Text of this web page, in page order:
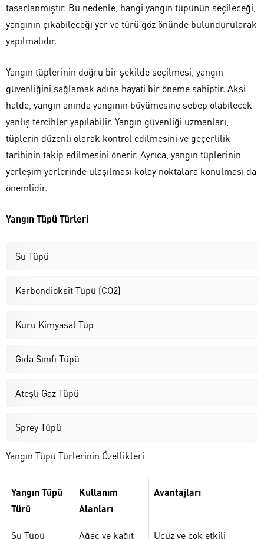
tasarlanmıştır. Bu nedenle, hangi yangın tüpünün seçileceği,
yangının çıkabileceği yer ve türü göz önünde bulundurularak
yapılmalıdır.
Yangın tüplerinin doğru bir şekilde seçilmesi, yangın
güvenliğini sağlamak adına hayati bir öneme sahiptir. Aksi
halde, yangın anında yangının büyümesine sebep olabilecek
yanlış tercihler yapılabilir. Yangın güvenliği uzmanları,
tüplerin düzenli olarak kontrol edilmesini ve geçerlilik
tarihinin takip edilmesini önerir. Ayrıca, yangın tüplerinin
yerleşim yerlerinde ulaşılması kolay noktalara konulması da
önemlidir.
Yangın Tüpü Türleri
Su Tüpü
Karbondioksit Tüpü (CO2)
Kuru Kimyasal Tüp
Gıda Sınıfı Tüpü
Ateşli Gaz Tüpü
Sprey Tüpü
Yangın Tüpü Türlerinin Özellikleri
Yangın Tüpü
Türü
Kullanım
Alanları
Avantajları
Su Tüpü Ağaç ve kağıt Ucuz ve çok etkili